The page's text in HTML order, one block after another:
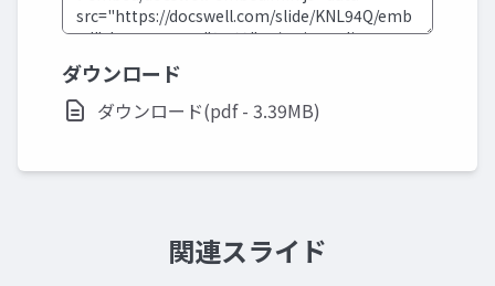
ダウンロード
ダウンロード(pdf - 3.39MB)
関連スライド